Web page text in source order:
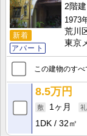
新着
アパート
2階建
1973
荒川
東京
この建物のす
8.5万円
1ヶ月
1DK
32㎡